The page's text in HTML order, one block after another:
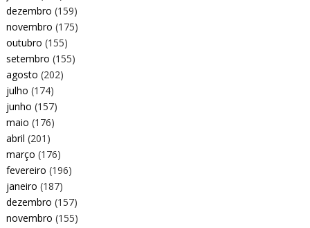
dezembro (159)
novembro (175)
outubro (155)
setembro (155)
agosto (202)
julho (174)
junho (157)
maio (176)
abril (201)
março (176)
fevereiro (196)
janeiro (187)
dezembro (157)
novembro (155)